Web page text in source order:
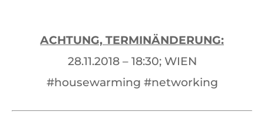
ACHTUNG, TERMINÄNDERUNG:
28.11.2018 – 18:30; WIEN
#housewarming #networking